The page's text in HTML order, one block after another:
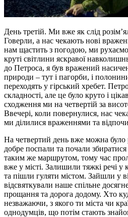
День третій. Ми вже як слід
Говерли, а нас чекають нові
нам щастить з погодою, ми
круті світлини яскравої
до Петроса, я був вражений
природи – тут і пагорби, і
переходять у гірський хребет.
складності, але це було круто і
сходження ми на четвертій за
Ввечері, коли повернулися, нас
ми ділилися враженнями та
На четвертий день вже можна було
добре поспали та почали
таким же маршрутом, тому час
вже у місті. Залишили тяжкі речі у
та пішли гуляти містом. Зайшли у
відсвяткували наше спільне
прощання та дорога додому. Хто
незважаючи, з якого ти міста чи
однодумців, що потім стають